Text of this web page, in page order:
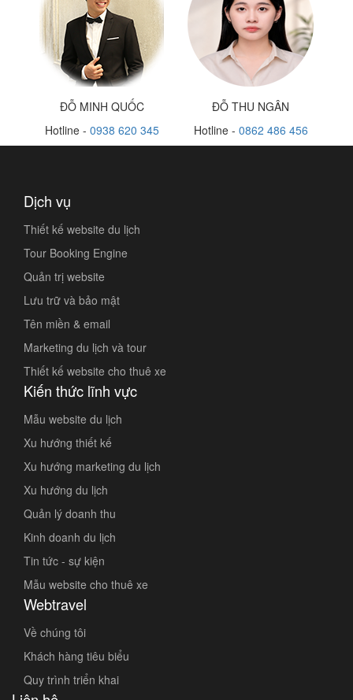
ĐỖ MINH QUỐC
Hotline - 0938 620 345
ĐỖ THU NGÂN
Hotline - 0862 486 456
Dịch vụ
Thiết kế website du lịch
Tour Booking Engine
Quản trị website
Lưu trữ và bảo mật
Tên miền & email
Marketing du lịch và tour
Thiết kế website cho thuê xe
Kiến thức lĩnh vực
Mẫu website du lịch
Xu hướng thiết kế
Xu hướng marketing du lịch
Xu hướng du lịch
Quản lý doanh thu
Kinh doanh du lịch
Tin tức - sự kiện
Mẫu website cho thuê xe
Webtravel
Về chúng tôi
Khách hàng tiêu biểu
Quy trình triển khai